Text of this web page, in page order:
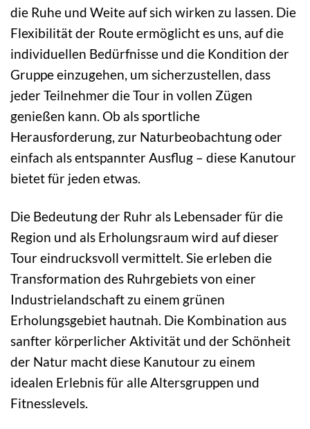
die Ruhe und Weite auf sich wirken zu lassen. Die
Flexibilität der Route ermöglicht es uns, auf die
individuellen Bedürfnisse und die Kondition der
Gruppe einzugehen, um sicherzustellen, dass
jeder Teilnehmer die Tour in vollen Zügen
genießen kann. Ob als sportliche
Herausforderung, zur Naturbeobachtung oder
einfach als entspannter Ausflug – diese Kanutour
bietet für jeden etwas.
Die Bedeutung der Ruhr als Lebensader für die
Region und als Erholungsraum wird auf dieser
Tour eindrucksvoll vermittelt. Sie erleben die
Transformation des Ruhrgebiets von einer
Industrielandschaft zu einem grünen
Erholungsgebiet hautnah. Die Kombination aus
sanfter körperlicher Aktivität und der Schönheit
der Natur macht diese Kanutour zu einem
idealen Erlebnis für alle Altersgruppen und
Fitnesslevels.